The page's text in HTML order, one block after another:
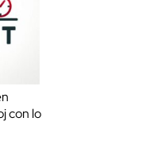
con lo